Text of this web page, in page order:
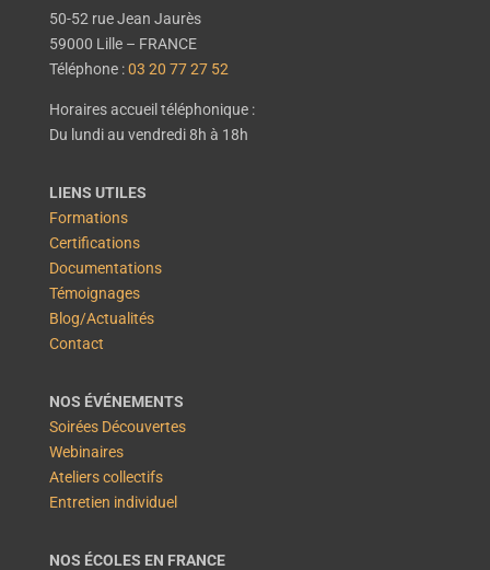
50-52 rue Jean Jaurès
59000 Lille – FRANCE
Téléphone :03 20 77 27 52
Horaires accueil téléphonique :
Du lundi au vendredi 8h à 18h
LIENS UTILES
Formations
Certifications
Documentations
Témoignages
Blog/Actualités
Contact
NOS ÉVÉNEMENTS
Soirées Découvertes
Webinaires
Ateliers collectifs
Entretien individuel
NOS ÉCOLES EN FRANCE